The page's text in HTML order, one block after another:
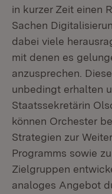
in kurzer Zeit einen
Sachen
dabei viele
mit denen es
anzusprechen.
unbedingt erhalten
Staatssekretärin
können Orchester
Strategien zur
Programms sowie
Zielgruppen
analoges Angebot